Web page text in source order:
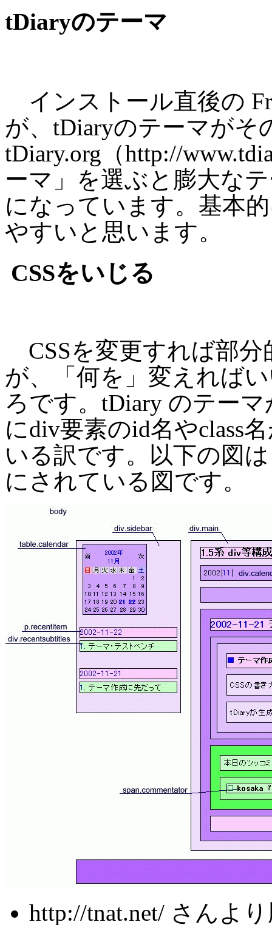
tDiaryのテーマ
インストール直後の
が、tDiaryのテーマがそ
tDiary.org（http://
ーマ」を選ぶと膨大な
になっています。基本
やすいと思います。
CSSをいじる
CSSを変更すれば部
が、「何を」変えれば
ろです。tDiary のテー
にdiv要素のid名やclass
いる訳です。以下の図
にされている図です。
http://tnat.net/ さんよ